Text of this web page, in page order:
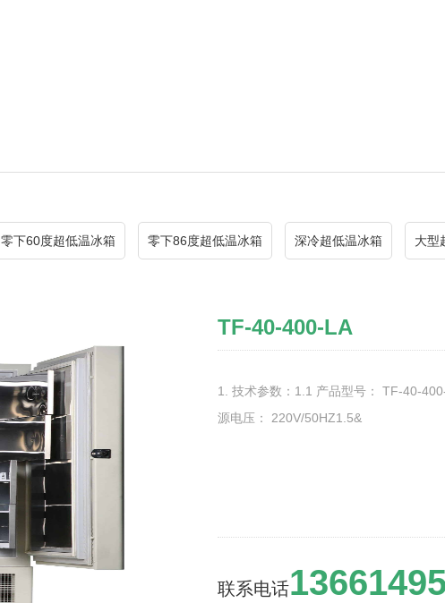
零下60度超低温冰箱 零下86度超低温冰箱 深冷超低温冰箱 大型
TF-40-400-LA
1. 技术参数：1.1 产品型号： TF-40-
源电压： 220V/50HZ1.5&
联系电话